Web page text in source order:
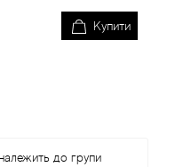
Купити
до групи